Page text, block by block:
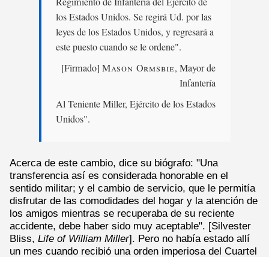
los Estados Unidos. Se regirá Ud. por las
leyes de los Estados Unidos, y regresará a
este puesto cuando se le ordene".
[Firmado] Mason Ormsbie, Mayor de
Infantería
Al Teniente Miller, Ejército de los Estados
Unidos".
Acerca de este cambio, dice su biógrafo: "Una
transferencia así es considerada honorable en el
sentido militar; y el cambio de servicio, que le permitía
disfrutar de las comodidades del hogar y la atención de
los amigos mientras se recuperaba de su reciente
accidente, debe haber sido muy aceptable". [Silvester
Bliss, Life of William Miller]. Pero no había estado allí
un mes cuando recibió una orden imperiosa del Cuartel